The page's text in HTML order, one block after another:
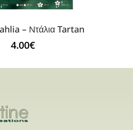
– Ντάλια Tartan
4.00€